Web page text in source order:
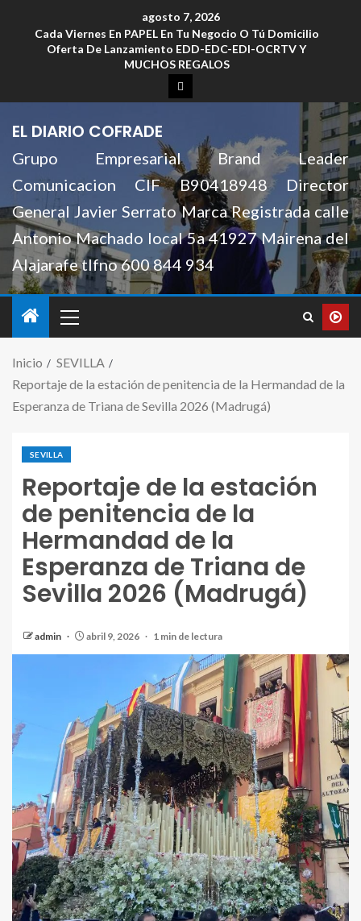
agosto 7, 2026
Cada Viernes En PAPEL En Tu Negocio O Tú Domicilio
Oferta De Lanzamiento EDD-EDC-EDI-OCRTV Y
MUCHOS REGALOS
EL DIARIO COFRADE
Grupo Empresarial Brand Leader
Comunicacion CIF B90418948 Director
General Javier Serrato Marca Registrada calle
Antonio Machado local 5a 41927 Mairena del
Alajarafe tlfno 600 844 934
Inicio
SEVILLA
Reportaje de la estación de penitencia de la Hermandad de la
Esperanza de Triana de Sevilla 2026 (Madrugá)
SEVILLA
Reportaje de la estación
de penitencia de la
Hermandad de la
Esperanza de Triana de
Sevilla 2026 (Madrugá)
admin abril 9, 2026 1 min de lectura